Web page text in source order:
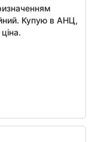
Купую в АНЦ,